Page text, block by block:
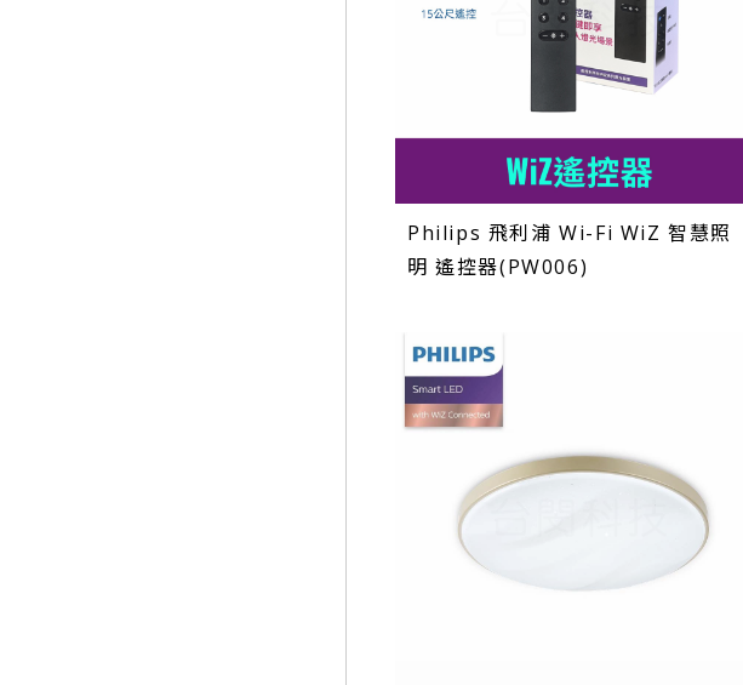
Philips 飛利浦 Wi-Fi WiZ 智慧照
明 遙控器(PW006)